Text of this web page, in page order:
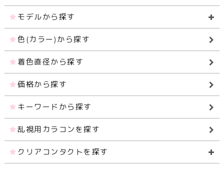
モデルから探す
色(カラー)から探す
着色直径から探す
価格から探す
キーワードから探す
乱視用カラコンを探す
クリアコンタクトを探す